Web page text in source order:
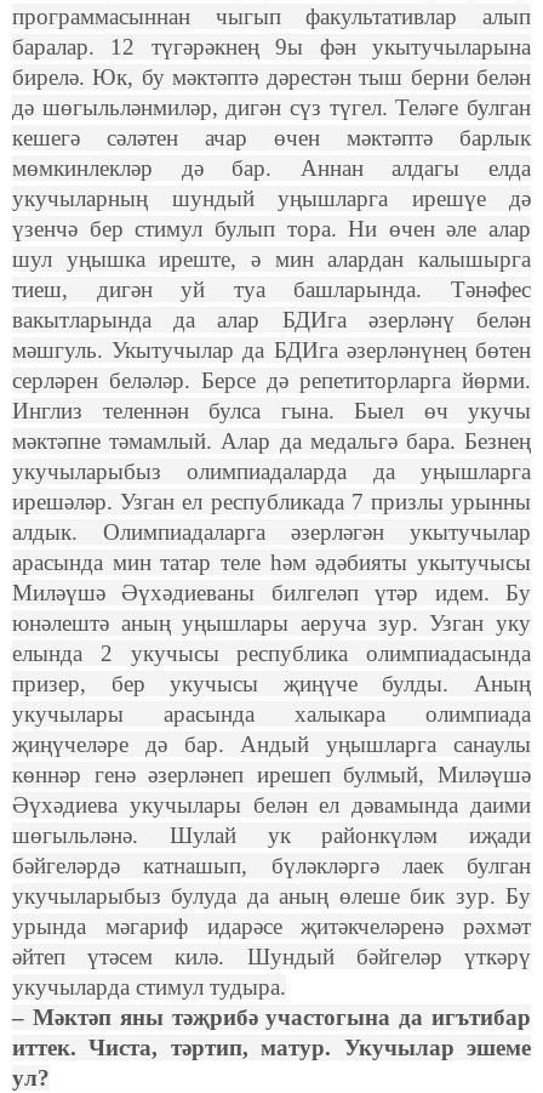
программасыннан чыгып факультативлар алып
баралар. 12 түгәрәкнең 9ы фән укытучыларына
бирелә. Юк, бу мәктәптә дәрестән тыш берни белән
дә шөгыльләнмиләр, дигән сүз түгел. Теләге булган
кешегә сәләтен ачар өчен мәктәптә барлык
мөмкинлекләр дә бар. Аннан алдагы елда
укучыларның шундый уңышларга ирешүе дә
үзенчә бер стимул булып тора. Ни өчен әле алар
шул уңышка иреште, ә мин алардан калышырга
тиеш, дигән уй туа башларында. Тәнәфес
вакытларында да алар БДИга әзерләнү белән
мәшгуль. Укытучылар да БДИга әзерләнүнең бөтен
серләрен беләләр. Берсе дә репетиторларга йөрми.
Инглиз теленнән булса гына. Быел өч укучы
мәктәпне тәмамлый. Алар да медальгә бара. Безнең
укучыларыбыз олимпиадаларда да уңышларга
ирешәләр. Узган ел республикада 7 призлы урынны
алдык. Олимпиадаларга әзерләгән укытучылар
арасында мин татар теле һәм әдәбияты укытучысы
Миләүшә Әүхәдиеваны билгеләп үтәр идем. Бу
юнәлештә аның уңышлары аеруча зур. Узган уку
елында 2 укучысы республика олимпиадасында
призер, бер укучысы җиңүче булды. Аның
укучылары арасында халыкара олимпиада
җиңүчеләре дә бар. Андый уңышларга санаулы
көннәр генә әзерләнеп ирешеп булмый, Миләүшә
Әүхәдиева укучылары белән ел дәвамында даими
шөгыльләнә. Шулай ук районкүләм иҗади
бәйгеләрдә катнашып, бүләкләргә лаек булган
укучыларыбыз булуда да аның өлеше бик зур. Бу
урында мәгариф идарәсе җитәкчеләренә рәхмәт
әйтеп үтәсем килә. Шундый бәйгеләр үткәрү
укучыларда стимул тудыра.
– Мәктәп яны тәҗрибә участогына да игътибар
иттек. Чиста, тәртип, матур. Укучылар эшеме
ул?